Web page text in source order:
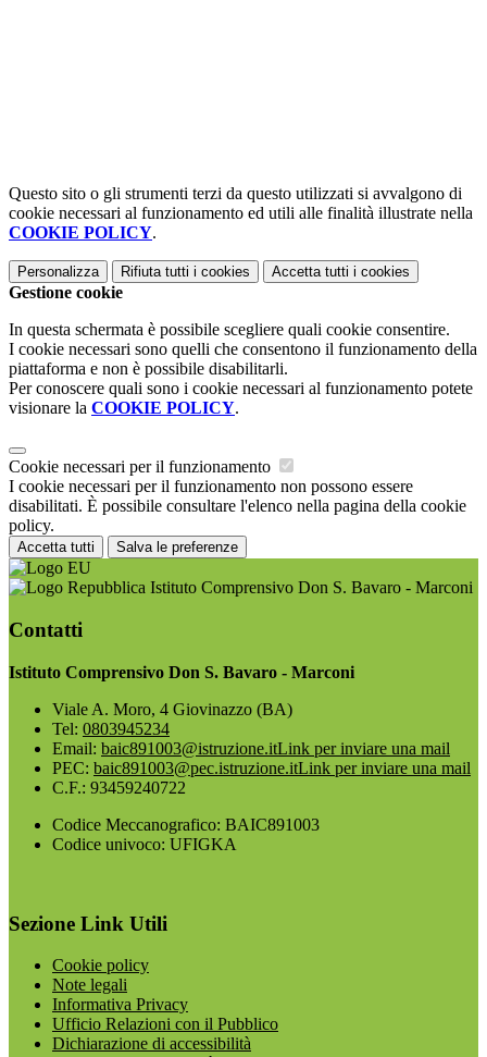
Questo sito o gli strumenti terzi da questo utilizzati si avvalgono di
cookie necessari al funzionamento ed utili alle finalità illustrate nella
COOKIE POLICY.
Personalizza Rifiuta tutti i cookies Accetta tutti i cookies
Gestione cookie
In questa schermata è possibile scegliere quali cookie consentire.
I cookie necessari sono quelli che consentono il funzionamento della
piattaforma e non è possibile disabilitarli.
Per conoscere quali sono i cookie necessari al funzionamento potete
visionare la COOKIE POLICY.
Cookie necessari per il funzionamento
I cookie necessari per il funzionamento non possono essere
disabilitati. È possibile consultare l'elenco nella pagina della cookie
policy.
Accetta tutti Salva le preferenze
Istituto Comprensivo Don S. Bavaro - Marconi
Contatti
Istituto Comprensivo Don S. Bavaro - Marconi
Viale A. Moro, 4 Giovinazzo (BA)
Tel: 0803945234
Email: baic891003@istruzione.itLink per inviare una mail
PEC: baic891003@pec.istruzione.itLink per inviare una mail
C.F.: 93459240722
Codice Meccanografico: BAIC891003
Codice univoco: UFIGKA
Sezione Link Utili
Cookie policy
Note legali
Informativa Privacy
Ufficio Relazioni con il Pubblico
Dichiarazione di accessibilità